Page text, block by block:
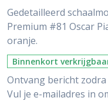
Gedetailleerd
Premium #81 Oscar
oranje.
Binnenkort
Ontvang bericht
Vul je e-mailadres in